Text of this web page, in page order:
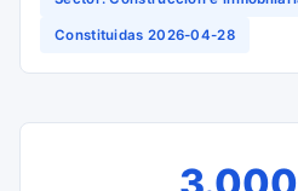
Constituidas 2026-04-28